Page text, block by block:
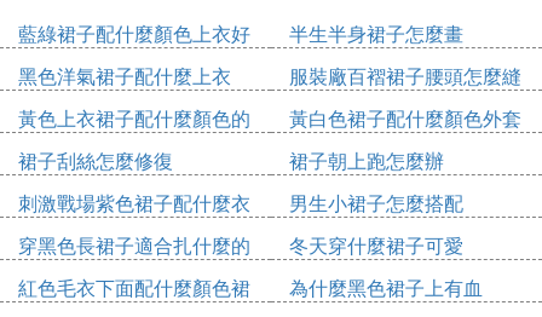
藍綠裙子配什麼顏色上衣好
看
半生半身裙子怎麼畫
黑色洋氣裙子配什麼上衣
服裝廠百褶裙子腰頭怎麼縫
黃色上衣裙子配什麼顏色的
鞋
黃白色裙子配什麼顏色外套
裙子刮絲怎麼修復
裙子朝上跑怎麼辦
刺激戰場紫色裙子配什麼衣
服
男生小裙子怎麼搭配
穿黑色長裙子適合扎什麼的
發型
冬天穿什麼裙子可愛
紅色毛衣下面配什麼顏色裙
為什麼黑色裙子上有血